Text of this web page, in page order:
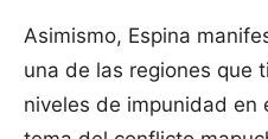
Asimismo, Espina
una de las regiones que
niveles de impunidad en